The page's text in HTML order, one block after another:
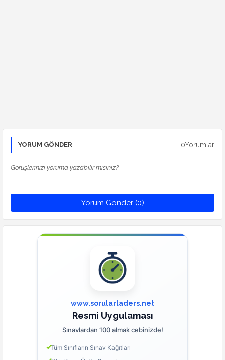
YORUM GÖNDER 0Yorumlar
Görüşlerinizi yoruma yazabilir misiniz?
Yorum Gönder (0)
www.sorularladers.net
Resmi Uygulaması
Sınavlardan 100 almak cebinizde!
Tüm Sınıfların Sınav Kağıtları